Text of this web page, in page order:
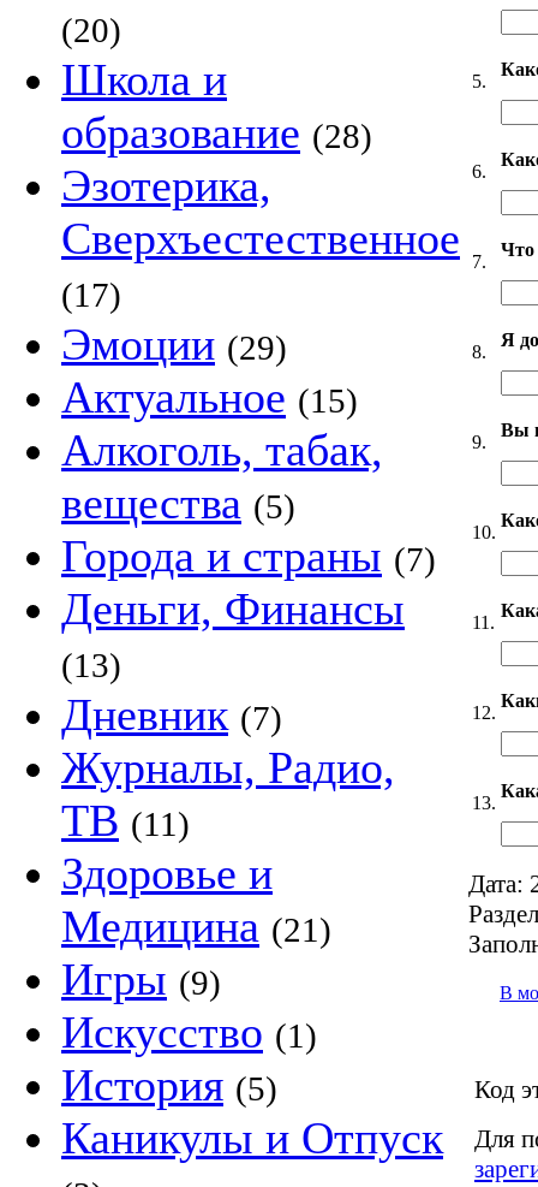
(20)
Школа и
образование (28)
Эзотерика,
Сверхъестественное
(17)
Эмоции (29)
Актуальное (15)
Алкоголь, табак,
вещества (5)
Города и страны (7)
Деньги, Финансы
(13)
Дневник (7)
Журналы, Радио,
ТВ (11)
Здоровье и
Медицина (21)
Игры (9)
Искусство (1)
История (5)
Каникулы и Отпуск
5.
6.
7.
Что
8.
Я
9.
Вы
10.
11.
12.
13.
Дата:
В
Код
Для